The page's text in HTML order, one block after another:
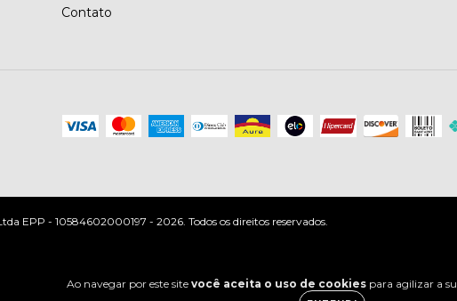
Ao navegar por este site você aceita o uso de cookiespara agilizar a
Contato
EPP - 10584602000197 - 2026. Todos os direitos reservados.